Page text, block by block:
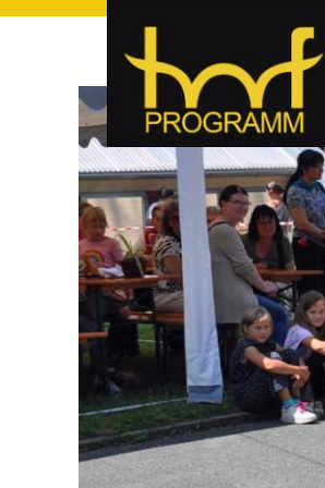
hof-programm
hof-programm – das